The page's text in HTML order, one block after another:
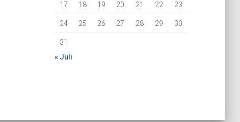
17 18 19 20 21 22 23
24 25 26 27 28 29 30
31
« Juli